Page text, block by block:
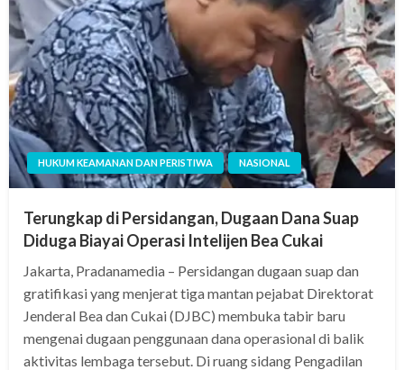
HUKUM KEAMANAN DAN PERISTIWA NASIONAL
Terungkap di Persidangan, Dugaan Dana Suap
Diduga Biayai Operasi Intelijen Bea Cukai
Jakarta, Pradanamedia – Persidangan dugaan suap dan
gratifikasi yang menjerat tiga mantan pejabat Direktorat
Jenderal Bea dan Cukai (DJBC) membuka tabir baru
mengenai dugaan penggunaan dana operasional di balik
aktivitas lembaga tersebut. Di ruang sidang Pengadilan